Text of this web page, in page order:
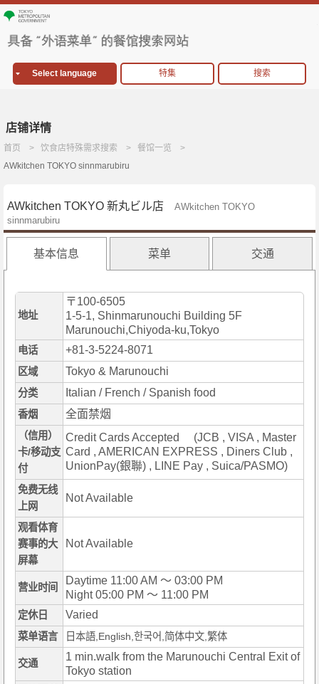
Select language 特集 搜索
店铺详情
首页 饮食店特殊需求搜索
餐馆一览
AWkitchen TOKYO sinnmarubiru
AWkitchen TOKYO 新丸ビル店
AWkitchen TOKYO
sinnmarubiru
基本信息 菜单 交通
地址
〒100-6505
1-5-1, Shinmarunouchi Building 5F
Marunouchi,Chiyoda-ku,Tokyo
电话 +81-3-5224-8071
区域 Tokyo & Marunouchi
分类 Italian / French / Spanish food
香烟 全面禁烟
（信用）
卡/移动支
付
Credit Cards Accepted (JCB , VISA , Master
Card , AMERICAN EXPRESS , Diners Club ,
UnionPay(銀聯) , LINE Pay , Suica/PASMO)
免费无线
上网
Not Available
观看体育
赛事的大
屏幕
Not Available
营业时间
Daytime 11:00 AM ～ 03:00 PM
Night 05:00 PM ～ 11:00 PM
定休日 Varied
菜单语言 日本語,English,한국어,简体中文,繁体
交通
1 min.walk from the Marunouchi Central Exit of
Tokyo station